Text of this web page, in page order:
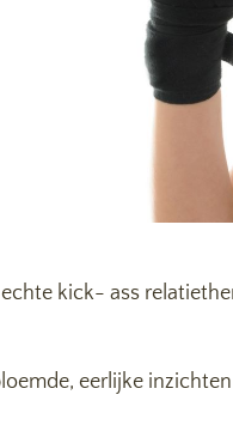
kick- ass
eerlijke